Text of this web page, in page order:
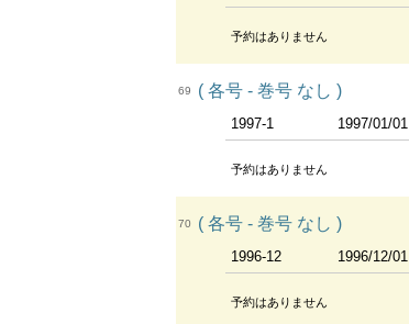
予約はありません
69 ( 各号 - 巻号 なし )
1997-1 1997/01/01
予約はありません
70 ( 各号 - 巻号 なし )
1996-12 1996/12/01
予約はありません